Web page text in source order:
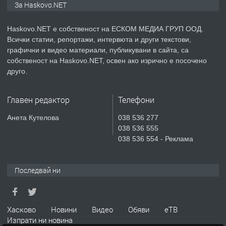
преди 5 дни
ПРЕДЛАГА СГЛОБЯВАНЕ НА МЕБЕЛИ.
№4119 Едностаен обзаведен
За Haskovo.NET
Haskovo.NET е собственост на ЕСКОМ МЕДИА ГРУП ООД.
Всички статии, репортажи, интервюта и други текстови,
графични и видео материали, публикувани в сайта, са
собственост на Haskovo.NET, освен ако изрично е посочено
друго.
Главен редактор
Анета Кутелова
Телефони
038 536 277
038 536 555
038 536 554 - Реклама
Последвай ни
Хасково Новини Видео Обяви
еТВ
Изпрати ни новина